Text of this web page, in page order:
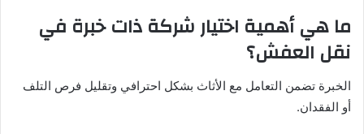
ما هي أهمية اختيار شركة ذات خبرة في
نقل العفش؟
الخبرة تضمن التعامل مع الأثاث بشكل احترافي وتقليل فرص التلف
أو الفقدان.